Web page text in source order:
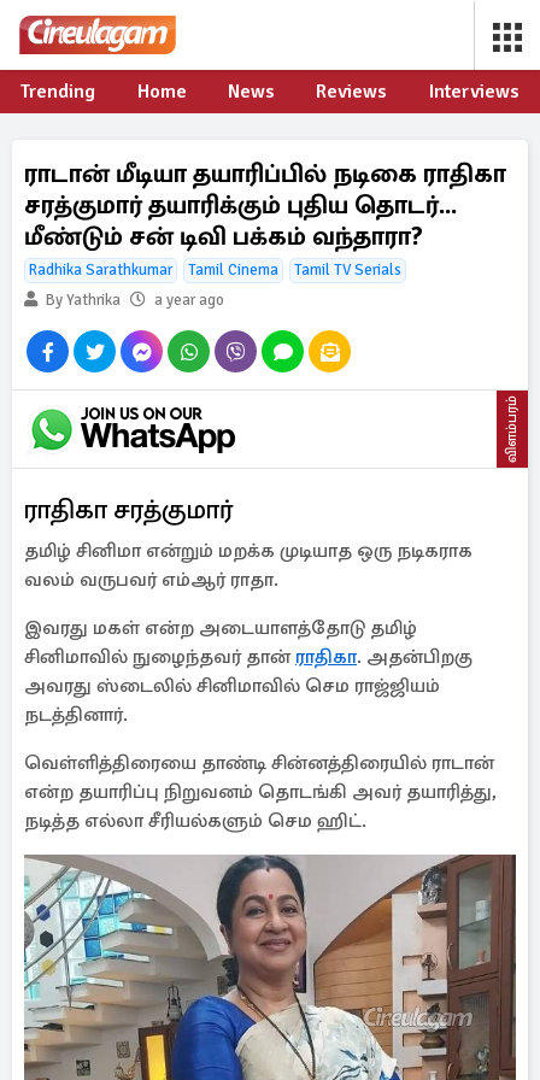
Trending Home News Reviews Interviews
ராடான் மீடியா தயாரிப்பில் நடிகை ராதிகா
சரத்குமார் தயாரிக்கும் புதிய தொடர்...
மீண்டும் சன் டிவி பக்கம் வந்தாரா?
Radhika Sarathkumar Tamil Cinema
Tamil TV Serials
By Yathrika
a year ago
விளம்பரம்
ராதிகா சரத்குமார்
தமிழ் சினிமா என்றும் மறக்க முடியாத ஒரு நடிகராக
வலம் வருபவர் எம்ஆர் ராதா.
இவரது மகள் என்ற அடையாளத்தோடு தமிழ்
சினிமாவில் நுழைந்தவர் தான் ராதிகா. அதன்பிறகு
அவரது ஸ்டைலில் சினிமாவில் செம ராஜ்ஜியம்
நடத்தினார்.
வெள்ளித்திரையை தாண்டி சின்னத்திரையில் ராடான்
என்ற தயாரிப்பு நிறுவனம் தொடங்கி அவர் தயாரித்து,
நடித்த எல்லா சீரியல்களும் செம ஹிட்.